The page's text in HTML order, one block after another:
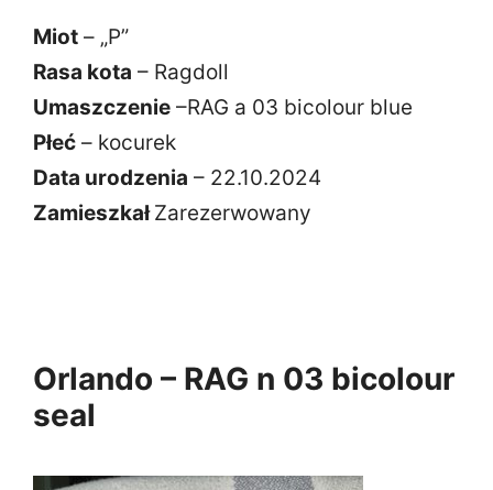
Miot – „P”
Rasa kota – Ragdoll
Umaszczenie –RAG a 03 bicolour blue
Płeć – kocurek
Data urodzenia – 22.10.2024
ZamieszkałZarezerwowany
Orlando – RAG n 03 bicolour
seal